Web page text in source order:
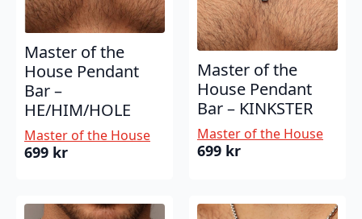
Master of the
House Pendant
Bar –
HE/HIM/HOLE
Master of the House
699 kr
Master of the
House Pendant
Bar – KINKSTER
Master of the House
699 kr